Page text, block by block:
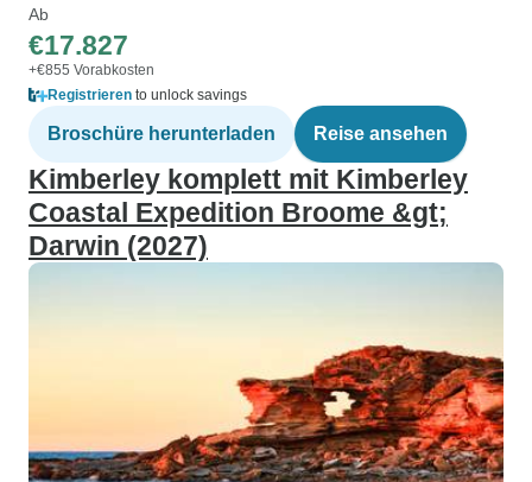
Ab
€17.827
+€855 Vorabkosten
Registrieren to unlock savings
Broschüre herunterladen Reise ansehen
Kimberley komplett mit Kimberley
Coastal Expedition Broome &gt;
Darwin (2027)